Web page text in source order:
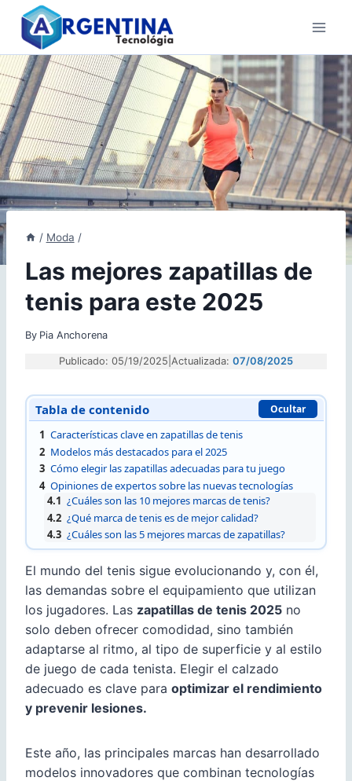
Skip
content
/ Moda /
Las mejores zapatillas de
tenis para este 2025
By Pia Anchorena
Publicado: 05/19/2025 Actualizada: 07/08/2025
Tabla de contenido Ocultar
1 Características clave en zapatillas de tenis
2 Modelos más destacados para el 2025
3 Cómo elegir las zapatillas adecuadas para tu juego
4 Opiniones de expertos sobre las nuevas tecnologías
4.1 ¿Cuáles son las 10 mejores marcas de tenis?
4.2 ¿Qué marca de tenis es de mejor calidad?
4.3 ¿Cuáles son las 5 mejores marcas de zapatillas?
El mundo del tenis sigue evolucionando y, con él,
las demandas sobre el equipamiento que utilizan
los jugadores. Las zapatillas de tenis 2025 no
solo deben ofrecer comodidad, sino también
adaptarse al ritmo, al tipo de superficie y al estilo
de juego de cada tenista. Elegir el calzado
adecuado es clave para optimizar el rendimiento
y prevenir lesiones.
Este año, las principales marcas han desarrollado
modelos innovadores que combinan tecnologías